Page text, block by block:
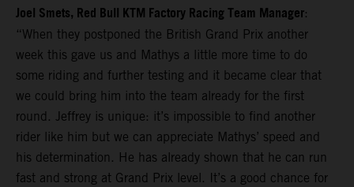
Joel Smets, Red Bull KTM Factory Racing Team Manager:
“When they postponed the British Grand Prix another
week this gave us and Mathys a little more time to do
some riding and further testing and it became clear that
we could bring him into the team already for the first
round. Jeffrey is unique: it’s impossible to find another
rider like him but we can appreciate Mathys’ speed and
his determination. He has already shown that he can run
fast and strong at Grand Prix level. It’s a good chance for